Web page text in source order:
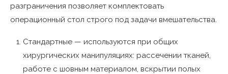
разграничения позволяет комплектовать
операционный стол строго под задачи вмешательства.
Стандартные — используются при общих
хирургических манипуляциях: рассечении тканей,
работе с шовным материалом, вскрытии полых